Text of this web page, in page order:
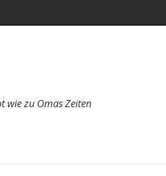
wie zu Omas Zeiten